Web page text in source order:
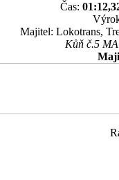
Čas:
Majitel: Lokotrans,
Kůň č.5